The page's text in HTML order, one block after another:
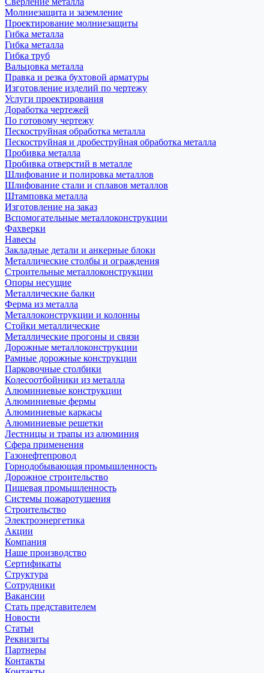
Молниезащита и заземление
Проектирование молниезащиты
Гибка металла
Гибка металла
Гибка труб
Вальцовка металла
Правка и резка бухтовой арматуры
Изготовление изделий по чертежу
Услуги проектирования
Доработка чертежей
По готовому чертежу
Пескоструйная обработка металла
Пескоструйная и дробеструйная обработка металла
Пробивка металла
Пробивка отверстий в металле
Шлифование и полировка металлов
Шлифование стали и сплавов металлов
Штамповка металла
Изготовление на заказ
Вспомогательные металлоконструкции
Фахверки
Навесы
Закладные детали и анкерные блоки
Металлические столбы и ограждения
Строительные металлоконструкции
Опоры несущие
Металлические балки
Ферма из металла
Металлоконструкции и колонны
Стойки металлические
Металлические прогоны и связи
Дорожные металлоконструкции
Рамные дорожные конструкции
Парковочные столбики
Колесоотбойники из металла
Алюминиевые конструкции
Алюминиевые фермы
Алюминиевые каркасы
Алюминиевые решетки
Лестницы и трапы из алюминия
Сфера применения
Газонефтепровод
Горнодобывающая промышленность
Дорожное строительство
Пищевая промышленность
Системы пожаротушения
Строительство
Электроэнергетика
Акции
Компания
Наше производство
Сертификаты
Структура
Сотрудники
Вакансии
Стать представителем
Новости
Статьи
Реквизиты
Партнеры
Контакты